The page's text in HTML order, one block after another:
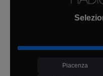
Piacenza